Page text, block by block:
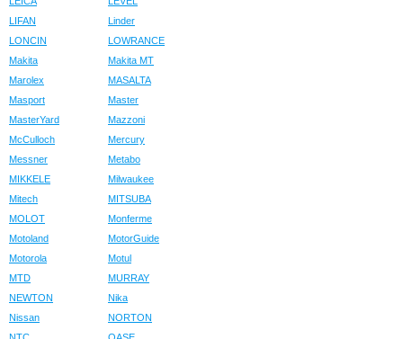
LIFAN
Linder
LONCIN
LOWRANCE
Makita
Makita MT
Marolex
MASALTA
Masport
Master
MasterYard
Mazzoni
McCulloch
Mercury
Messner
Metabo
MIKKELE
Milwaukee
Mitech
MITSUBA
MOLOT
Monferme
Motoland
MotorGuide
Motorola
Motul
MTD
MURRAY
NEWTON
Nika
Nissan
NORTON